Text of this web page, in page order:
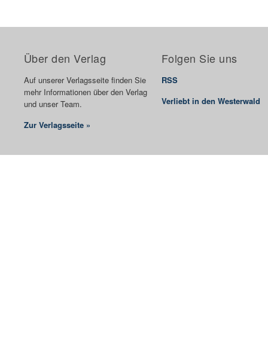
Über den Verlag
Auf unserer Verlagsseite finden Sie
mehr Informationen über den Verlag
und unser Team.
Zur Verlagsseite »
Folgen Sie uns
RSS
Verliebt in den Westerwald